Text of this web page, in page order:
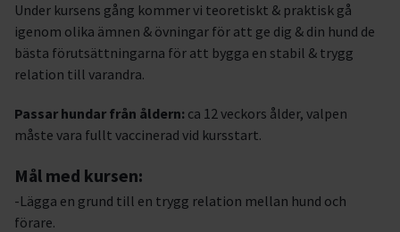
Under kursens gång kommer vi teoretiskt & praktisk gå
igenom olika ämnen & övningar för att ge dig & din hund de
bästa förutsättningarna för att bygga en stabil & trygg
relation till varandra.
Passar hundar från åldern: ca 12 veckors ålder, valpen
måste vara fullt vaccinerad vid kursstart.
Mål med kursen:
-Lägga en grund till en trygg relation mellan hund och
förare.